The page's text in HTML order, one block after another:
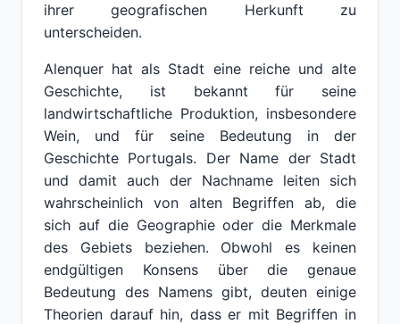
ihrer geografischen Herkunft zu
unterscheiden.
Alenquer hat als Stadt eine reiche und alte
Geschichte, ist bekannt für seine
landwirtschaftliche Produktion, insbesondere
Wein, und für seine Bedeutung in der
Geschichte Portugals. Der Name der Stadt
und damit auch der Nachname leiten sich
wahrscheinlich von alten Begriffen ab, die
sich auf die Geographie oder die Merkmale
des Gebiets beziehen. Obwohl es keinen
endgültigen Konsens über die genaue
Bedeutung des Namens gibt, deuten einige
Theorien darauf hin, dass er mit Begriffen in